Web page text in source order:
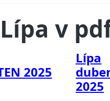
v
2025
Lípa
2025